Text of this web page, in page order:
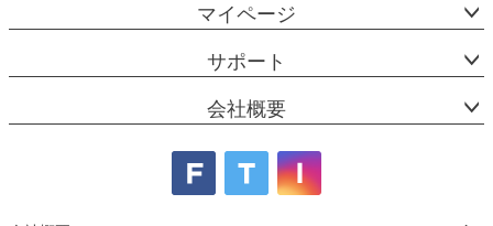
マイページ
サポート
会社概要